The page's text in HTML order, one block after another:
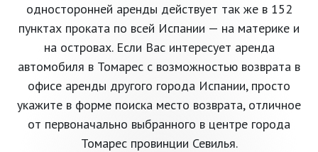
односторонней аренды действует так же в 152
пунктах проката по всей Испании — на материке и
на островах. Если Вас интересует аренда
автомобиля в Томарес с возможностью возврата в
офисе аренды другого города Испании, просто
укажите в форме поиска место возврата, отличное
от первоначально выбранного в центре города
Томарес провинции Севилья.